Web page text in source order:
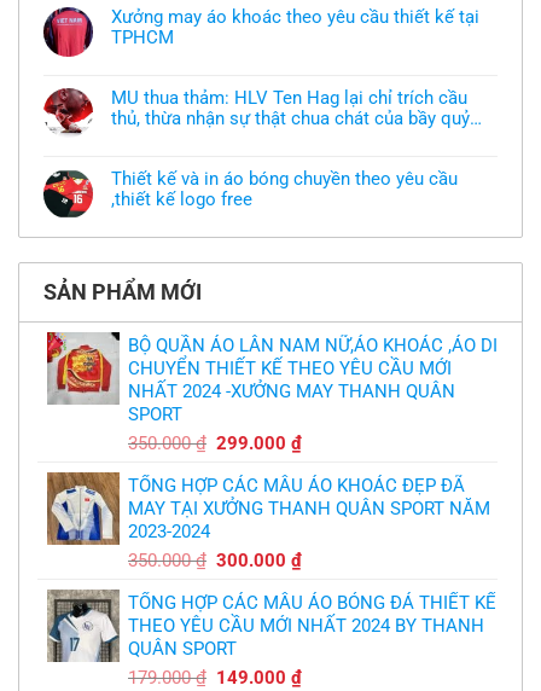
bình
luận
ở
áo
thun
đồng
chưa
có
mẫu
thì
làm
Xưởng may áo khoác theo yêu cầu thiết kế tại
TPHCM
bình
luận
ở
khoác
theo
yêu
thiết
tại
TPHCM
MU thua thảm: HLV Ten Hag lại chỉ trích cầu
thủ, thừa nhận sự thật chua chát của bầy quỷ
bình
luận
ở
thảm:
Hag
lại
trích
cầu
thủ,
thừa
nhận
sự
thật
chát
bầy
quỷ
nhỏ
Thiết kế và in áo bóng chuyền theo yêu cầu
,thiết kế logo free
có
luận
Thiết
và
in
áo
bóng
chuyền
theo
,thiết
free
SẢN PHẨM MỚI
BỘ QUẦN ÁO LÂN NAM NỮ,ÁO KHOÁC ,ÁO DI
CHUYỂN THIẾT KẾ THEO YÊU CẦU MỚI
NHẤT 2024 -XƯỞNG MAY THANH QUÂN
SPORT
350.000₫ Giá
là:
350.000 ₫.
299.000₫Giá
tại
là:
TỔNG HỢP CÁC MẪU ÁO KHOÁC ĐẸP ĐÃ
MAY TẠI XƯỞNG THANH QUÂN SPORT NĂM
2023-2024
350.000₫ Giá
là:
350.000 ₫.
300.000₫Giá
tại
là:
TỔNG HỢP CÁC MẪU ÁO BÓNG ĐÁ THIẾT KẾ
THEO YÊU CẦU MỚI NHẤT 2024 BY THANH
QUÂN SPORT
179.000₫ Giá
149.000₫Giá